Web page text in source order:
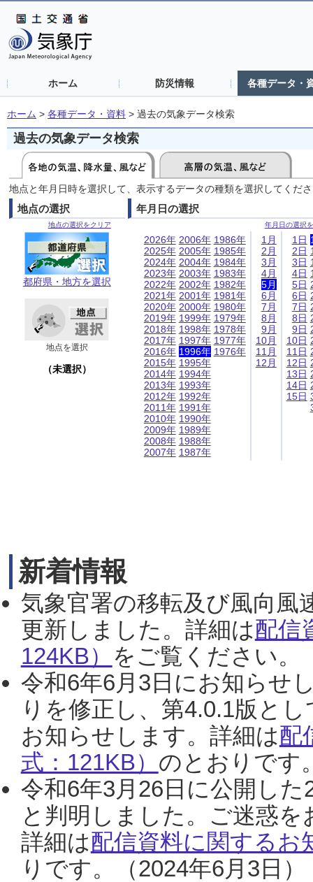
ホーム 防災情報 各種データ・
ホーム > 各種データ・資料 > 過去の気象データ検索
過去の気象データ検索
地点と年月日時を選択して、表示するデータの種類を選択してくだ
地点の選択
地点の選択をクリア
都府県・地方を選択
地点を選択
（未選択）
年月日の選択
年月日の選択
2026年
2025年
2024年
2023年
2022年
2021年
2020年
2019年
2018年
2017年
2016年
2015年
2014年
2013年
2012年
2011年
2010年
2009年
2008年
2007年
2006年
2005年
2004年
2003年
2002年
2001年
2000年
1999年
1998年
1997年
1996年
1995年
1994年
1993年
1992年
1991年
1990年
1989年
1988年
1987年
1986年
1985年
1984年
1983年
1982年
1981年
1980年
1979年
1978年
1977年
1976年
1月
2月
3月
4月
5月
6月
7月
8月
9月
10月
11月
12月
1日
2日
3日
4日
5日
6日
7日
8日
9日
10日
11日
12日
13日
14日
15日
新着情報
気象官署の移転及び風向風
更新しました。詳細は配信
124KB） をご覧ください。
令和6年6月3日にお知らせ
りを修正し、第4.0.1版と
お知らせします。詳細は配
式：121KB） のとおりです
令和6年3月26日に公開し
と判明しました。ご迷惑
詳細は配信資料に関するお
りです。（2024年6月3日）